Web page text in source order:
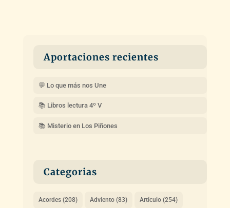
Aportaciones recientes
💬 Lo que más nos Une
📚 Libros lectura 4º V
📚 Misterio en Los Piñones
Categorias
Acordes(208) Adviento(83) Artículo(254)